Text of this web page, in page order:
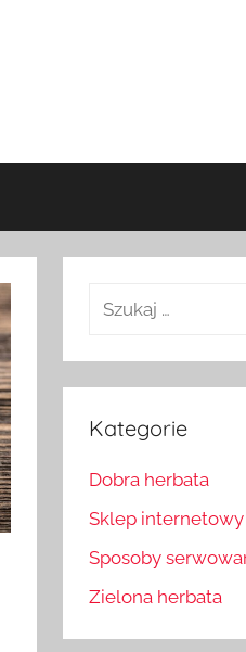
Szukaj:
Kategorie
Dobra herbata
Sklep
Sposoby
Zielona herbata